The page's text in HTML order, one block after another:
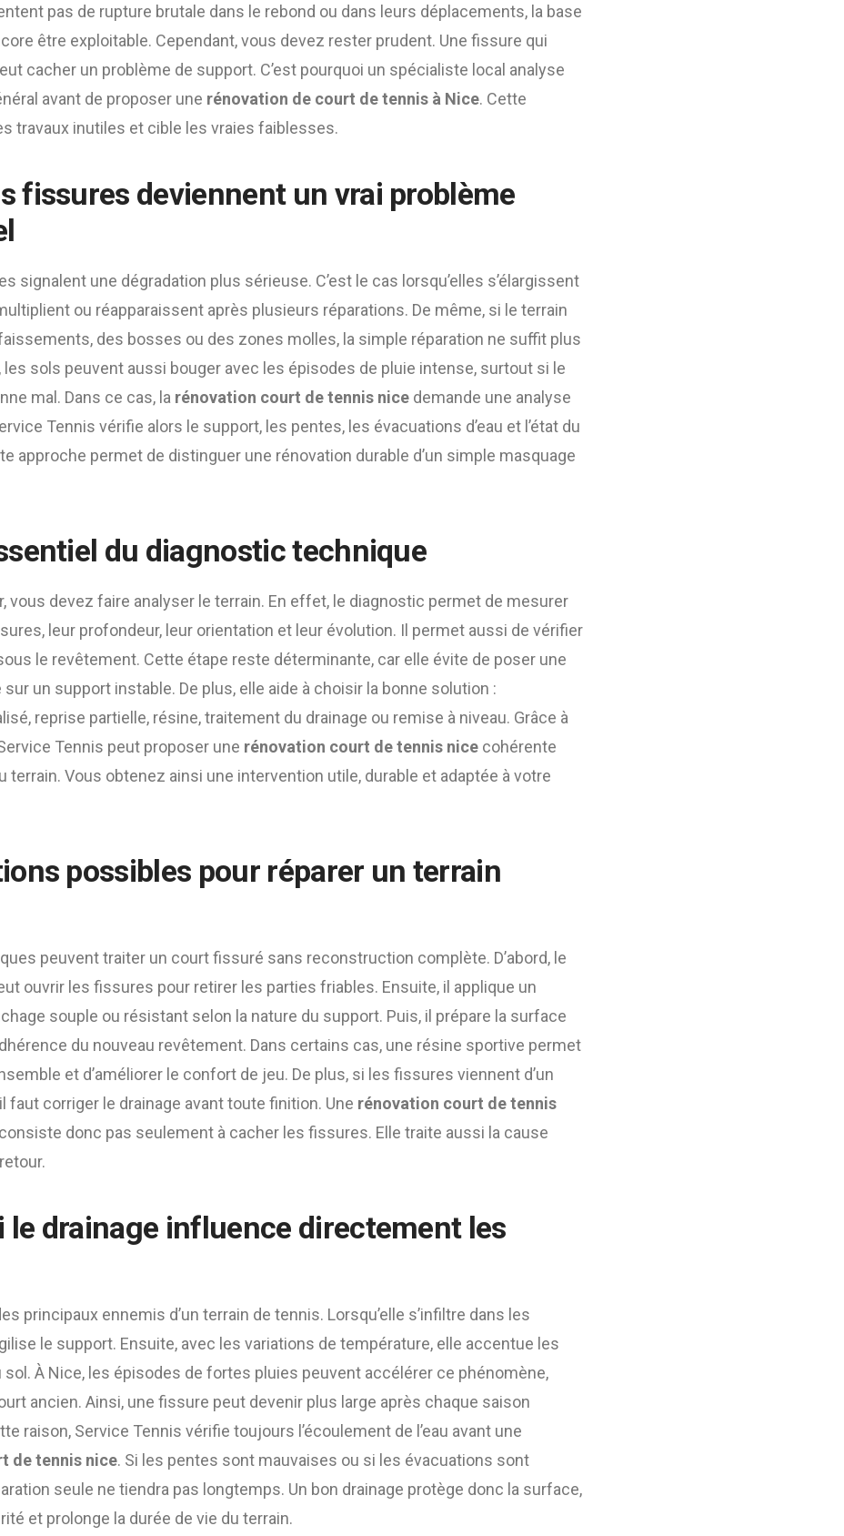
pas de rupture brutale dans le rebond ou dans leurs déplacements, la base
être exploitable. Cependant, vous devez rester prudent. Une fissure qui
cacher un problème de support. C’est pourquoi un spécialiste local analyse
avant de proposer une rénovation de court de tennis à Nice. Cette
travaux inutiles et cible les vraies faiblesses.
fissures deviennent un vrai problème
signalent une dégradation plus sérieuse. C’est le cas lorsqu’elles s’élargissent
ou réapparaissent après plusieurs réparations. De même, si le terrain
des bosses ou des zones molles, la simple réparation ne suffit plus
les sols peuvent aussi bouger avec les épisodes de pluie intense, surtout si le
mal. Dans ce cas, la rénovation court de tennis nice demande une analyse
Tennis vérifie alors le support, les pentes, les évacuations d’eau et l’état du
approche permet de distinguer une rénovation durable d’un simple masquage
du diagnostic technique
vous devez faire analyser le terrain. En effet, le diagnostic permet de mesurer
leur profondeur, leur orientation et leur évolution. Il permet aussi de vérifier
sous le revêtement. Cette étape reste déterminante, car elle évite de poser une
un support instable. De plus, elle aide à choisir la bonne solution :
reprise partielle, résine, traitement du drainage ou remise à niveau. Grâce à
Tennis peut proposer une rénovation court de tennis nice cohérente
terrain. Vous obtenez ainsi une intervention utile, durable et adaptée à votre
possibles pour réparer un terrain
peuvent traiter un court fissuré sans reconstruction complète. D’abord, le
ouvrir les fissures pour retirer les parties friables. Ensuite, il applique un
souple ou résistant selon la nature du support. Puis, il prépare la surface
du nouveau revêtement. Dans certains cas, une résine sportive permet
et d’améliorer le confort de jeu. De plus, si les fissures viennent d’un
faut corriger le drainage avant toute finition. Une rénovation court de tennis
donc pas seulement à cacher les fissures. Elle traite aussi la cause
le drainage influence directement les
principaux ennemis d’un terrain de tennis. Lorsqu’elle s’infiltre dans les
le support. Ensuite, avec les variations de température, elle accentue les
À Nice, les épisodes de fortes pluies peuvent accélérer ce phénomène,
ancien. Ainsi, une fissure peut devenir plus large après chaque saison
raison, Service Tennis vérifie toujours l’écoulement de l’eau avant une
de tennis nice. Si les pentes sont mauvaises ou si les évacuations sont
seule ne tiendra pas longtemps. Un bon drainage protège donc la surface,
et prolonge la durée de vie du terrain.